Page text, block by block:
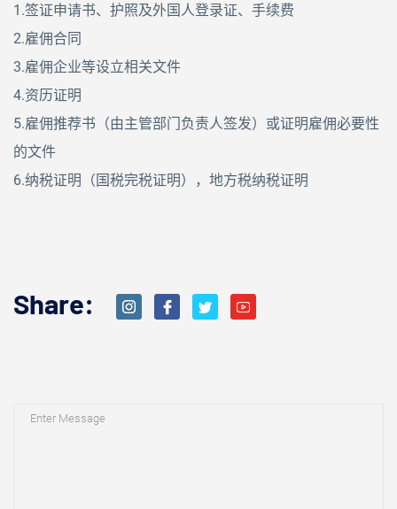
1.签证申请书、护照及外国人登录证、手续费
2.雇佣合同
3.雇佣企业等设立相关文件
4.资历证明
5.雇佣推荐书（由主管部门负责人签发）或证明雇佣必要性
的文件
6.纳税证明（国税完税证明），地方税纳税证明
Share: